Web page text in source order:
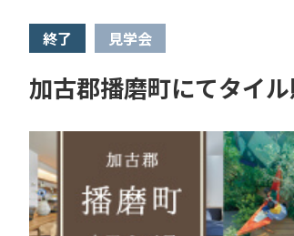
終了 見学会
加古郡播磨町にてタイ